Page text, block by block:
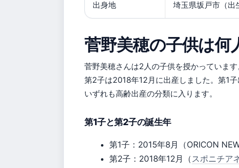
出身地 埼玉県坂戸市（出
菅野美穂の子供は何
菅野美穂さんは2人の子供を授かっています
第2子は2018年12月に出産しました。第1
いずれも高齢出産の分類に入ります。
第1子と第2子の誕生年
第1子：2015年8月（ORICON
第2子：2018年12月（スポニチア